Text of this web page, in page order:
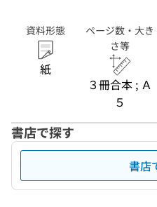
資料形態
紙
ページ数・大き
さ等
３冊合本 ; Ａ
５
書店で探す
書店